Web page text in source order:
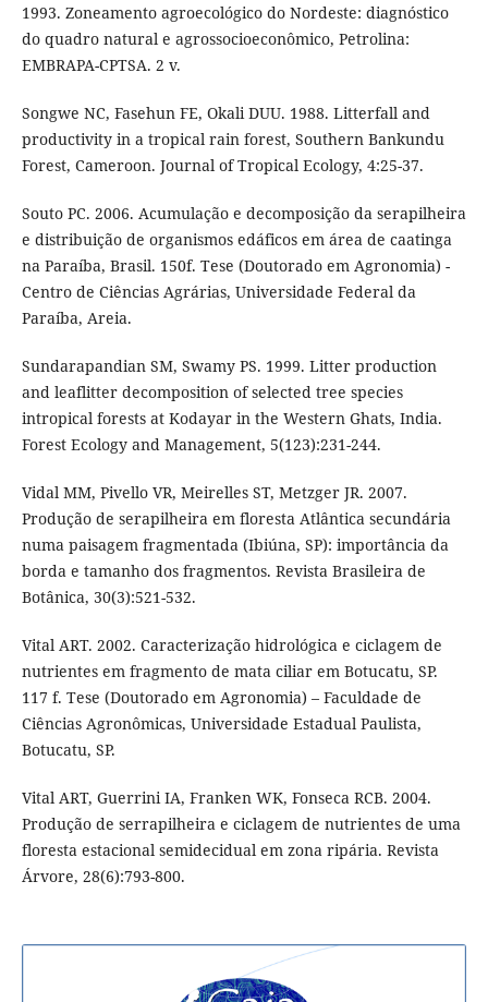
1993. Zoneamento agroecológico do Nordeste: diagnóstico
do quadro natural e agrossocioeconômico, Petrolina:
EMBRAPA-CPTSA. 2 v.
Songwe NC, Fasehun FE, Okali DUU. 1988. Litterfall and
productivity in a tropical rain forest, Southern Bankundu
Forest, Cameroon. Journal of Tropical Ecology, 4:25-37.
Souto PC. 2006. Acumulação e decomposição da serapilheira
e distribuição de organismos edáficos em área de caatinga
na Paraíba, Brasil. 150f. Tese (Doutorado em Agronomia) -
Centro de Ciências Agrárias, Universidade Federal da
Paraíba, Areia.
Sundarapandian SM, Swamy PS. 1999. Litter production
and leaflitter decomposition of selected tree species
intropical forests at Kodayar in the Western Ghats, India.
Forest Ecology and Management, 5(123):231-244.
Vidal MM, Pivello VR, Meirelles ST, Metzger JR. 2007.
Produção de serapilheira em floresta Atlântica secundária
numa paisagem fragmentada (Ibiúna, SP): importância da
borda e tamanho dos fragmentos. Revista Brasileira de
Botânica, 30(3):521-532.
Vital ART. 2002. Caracterização hidrológica e ciclagem de
nutrientes em fragmento de mata ciliar em Botucatu, SP.
117 f. Tese (Doutorado em Agronomia) – Faculdade de
Ciências Agronômicas, Universidade Estadual Paulista,
Botucatu, SP.
Vital ART, Guerrini IA, Franken WK, Fonseca RCB. 2004.
Produção de serrapilheira e ciclagem de nutrientes de uma
floresta estacional semidecidual em zona ripária. Revista
Árvore, 28(6):793-800.